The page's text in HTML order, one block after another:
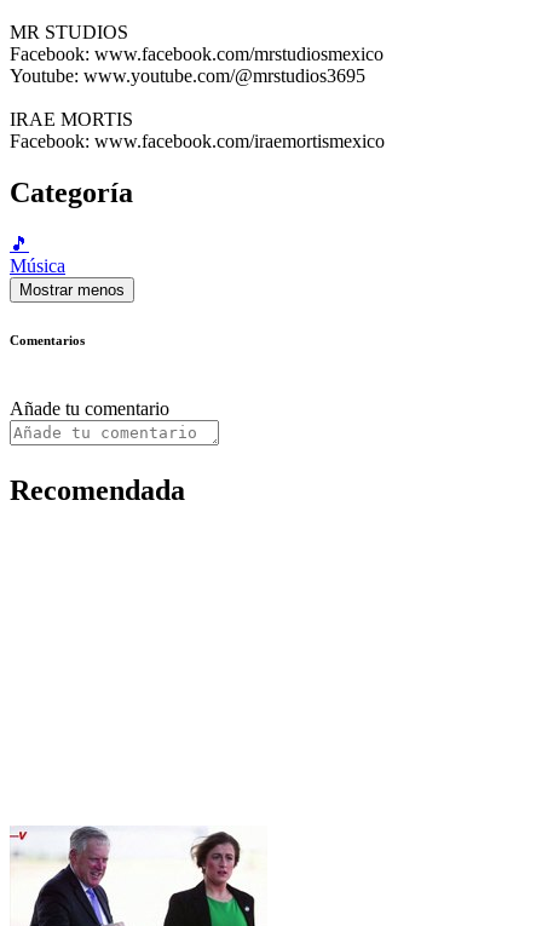
MR STUDIOS
Facebook: www.facebook.com/mrstudiosmexico
Youtube: www.youtube.com/@mrstudios3695
IRAE MORTIS
Facebook: www.facebook.com/iraemortismexico
Categoría
🎵
Música
Mostrar menos
Comentarios
Añade tu comentario
Recomendada